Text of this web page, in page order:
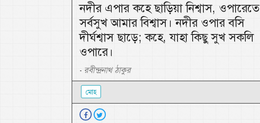
নদীর এপার কহে ছাড়িয়া নিশ্বাস, ওপারেতে
সর্বসুখ আমার বিশ্বাস। নদীর ওপার বসি
দীর্ঘশ্বাস ছাড়ে; কহে, যাহা কিছু সুখ সকলি
ওপারে।
- রবীন্দ্রনাথ ঠাকুর
মোহ